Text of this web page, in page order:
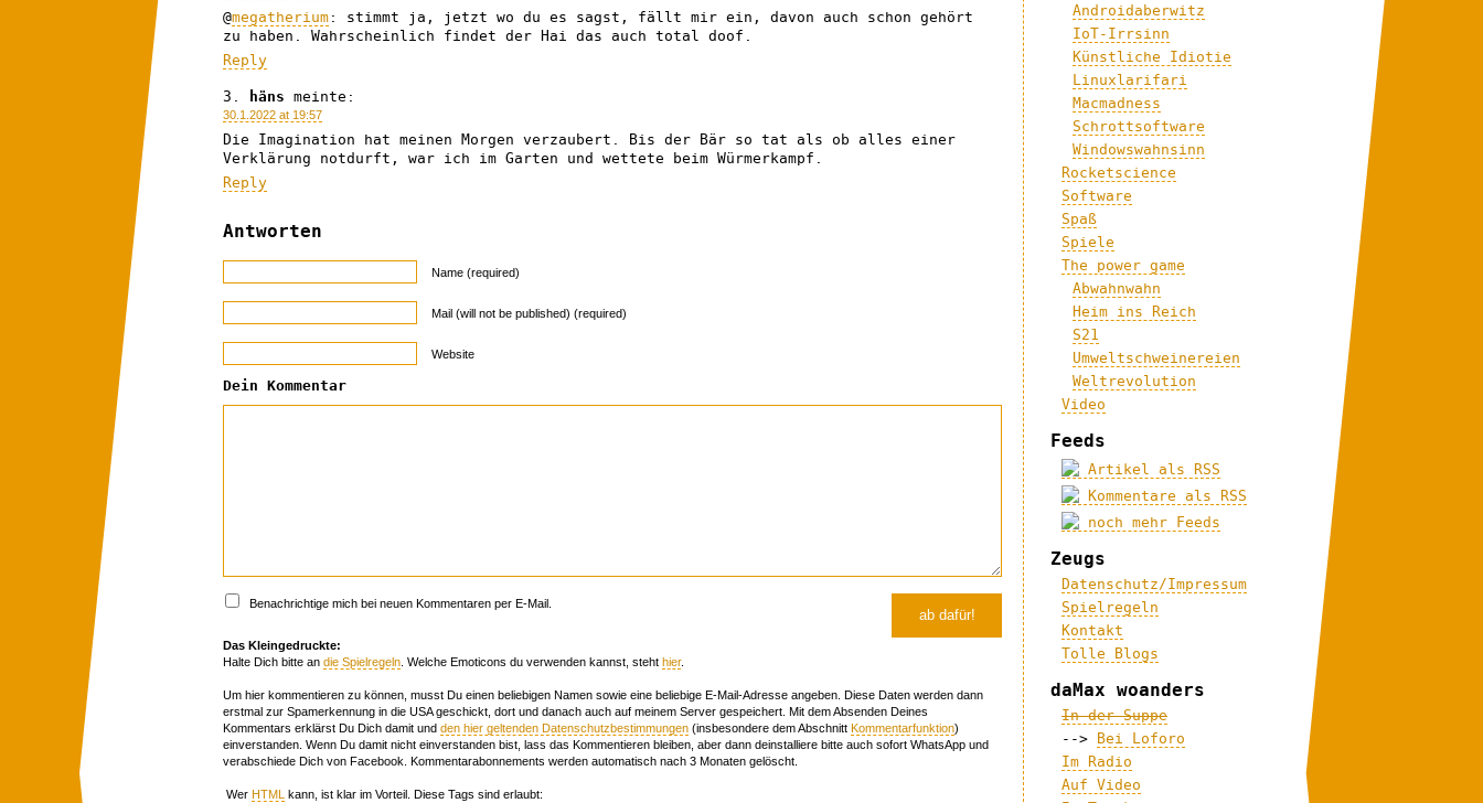
@megatherium : stimmt ja, jetzt wo du es sagst, fällt mir ein, davon auch schon gehört
zu haben. Wahrscheinlich findet der Hai das auch total doof.
Reply
häns meinte:
30.1.2022 at 19:57
Die Imagination hat meinen Morgen verzaubert. Bis der Bär so tat als ob alles einer
Verklärung notdurft, war ich im Garten und wettete beim Würmerkampf.
Reply
Antworten
Name (required)
Mail (will not be published) (required)
Website
Dein Kommentar
Benachrichtige mich bei neuen Kommentaren per E-Mail.
Das Kleingedruckte:
Halte Dich bitte an die Spielregeln . Welche Emoticons du verwenden kannst, steht hier.
Um hier kommentieren zu können, musst Du einen beliebigen Namen sowie eine beliebige E-Mail-Adresse angeben. Diese Daten werden dann
erstmal zur Spamerkennung in die USA geschickt, dort und danach auch auf meinem Server gespeichert. Mit dem Absenden Deines
Kommentars erklärst Du Dich damit und den hier geltenden Datenschutzbestimmungen (insbesondere dem Abschnitt Kommentarfunktion)
einverstanden. Wenn Du damit nicht einverstanden bist, lass das Kommentieren bleiben, aber dann deinstalliere bitte auch sofort WhatsApp und
verabschiede Dich von Facebook. Kommentarabonnements werden automatisch nach 3 Monaten gelöscht.
Wer HTML kann, ist klar im Vorteil. Diese Tags sind erlaubt:
Androidaberwitz
IoT-Irrsinn
Künstliche Idiotie
Linuxlarifari
Macmadness
Schrottsoftware
Windowswahnsinn
Rocketscience
Software
Spaß
Spiele
The power game
Abwahnwahn
Heim ins Reich
S21
Umweltschweinereien
Weltrevolution
Video
Feeds
Artikel als RSS
Kommentare als RSS
noch mehr Feeds
Zeugs
Datenschutz/Impressum
Spielregeln
Kontakt
Tolle Blogs
daMax woanders
In der Suppe
-->
Bei Loforo
Im Radio
Auf Video